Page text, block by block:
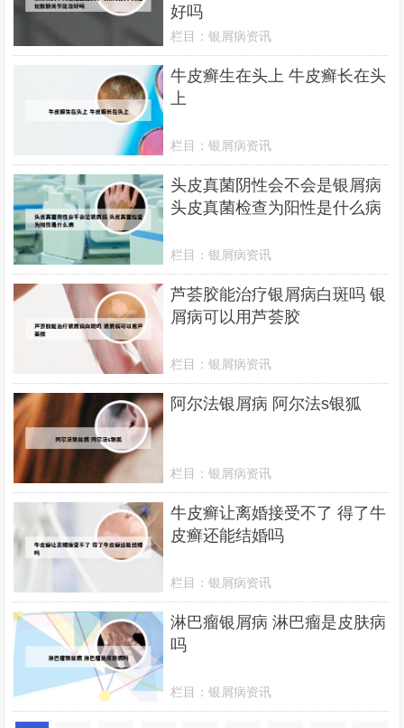
好吗
栏目：银屑病资讯
牛皮癣生在头上 牛皮癣长在头
上
栏目：银屑病资讯
头皮真菌阴性会不会是银屑病
头皮真菌检查为阳性是什么病
栏目：银屑病资讯
芦荟胶能治疗银屑病白斑吗 银
屑病可以用芦荟胶
栏目：银屑病资讯
阿尔法银屑病 阿尔法s银狐
栏目：银屑病资讯
牛皮癣让离婚接受不了 得了牛
皮癣还能结婚吗
栏目：银屑病资讯
淋巴瘤银屑病 淋巴瘤是皮肤病
吗
栏目：银屑病资讯